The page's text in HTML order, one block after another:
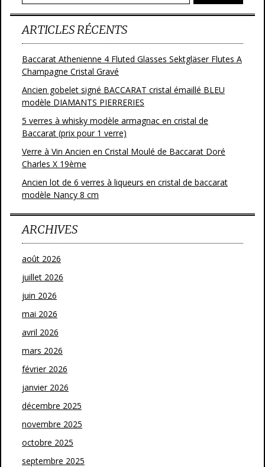
ARTICLES RÉCENTS
Baccarat Athenienne 4 Fluted Glasses Sektgläser Flutes A
Champagne Cristal Gravé
Ancien gobelet signé BACCARAT cristal émaillé BLEU
modèle DIAMANTS PIERRERIES
5 verres à whisky modèle armagnac en cristal de
Baccarat (prix pour 1 verre)
Verre à Vin Ancien en Cristal Moulé de Baccarat Doré
Charles X 19ème
Ancien lot de 6 verres à liqueurs en cristal de baccarat
modèle Nancy 8 cm
ARCHIVES
août 2026
juillet 2026
juin 2026
mai 2026
avril 2026
mars 2026
février 2026
janvier 2026
décembre 2025
novembre 2025
octobre 2025
septembre 2025